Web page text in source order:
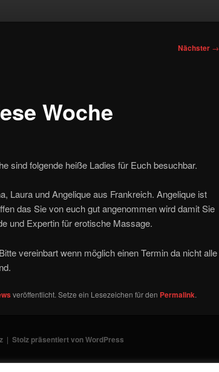
Nächster →
Woche
sind folgende heiße Ladies für Euch besuchbar.
Laura und Angelique aus Frankreich. Angelique ist
das Sie von euch gut angenommen wird damit Sie
und Expertin für erotische Massage.
vereinbart wenn möglich einen Termin da nicht alle
veröffentlicht. Setze ein Lesezeichen für den Permalink.
Stolz präsentiert von WordPress